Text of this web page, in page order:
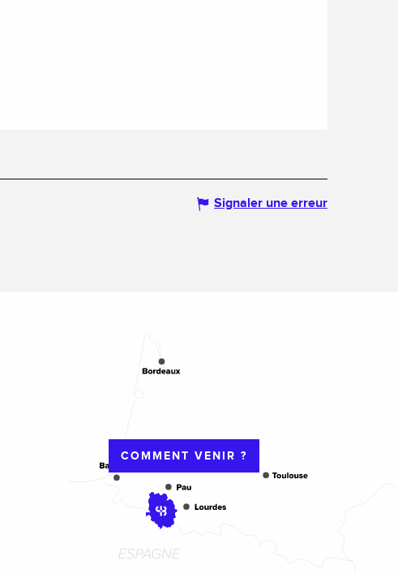
Signaler une erreur
COMMENT VENIR ?